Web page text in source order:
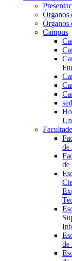
Órganos
Órganos
Campus
de
de
de